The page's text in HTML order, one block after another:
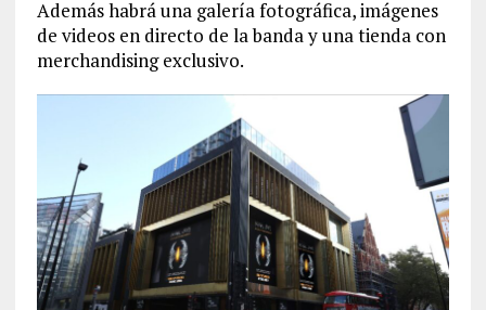
Además habrá una galería fotográfica, imágenes
de videos en directo de la banda y una tienda con
merchandising exclusivo.